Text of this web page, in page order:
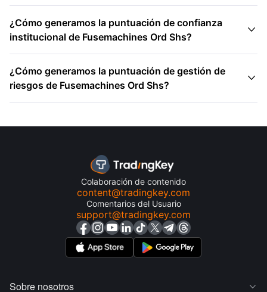
¿Cómo generamos la puntuación de confianza
institucional de Fusemachines Ord Shs?

¿Cómo generamos la puntuación de gestión de
riesgos de Fusemachines Ord Shs?

Colaboración de contenido
content@tradingkey.com
Comentarios del Usuario
support@tradingkey.com
Sobre nosotros 